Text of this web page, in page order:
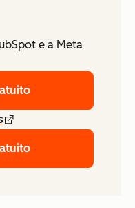
e a Meta